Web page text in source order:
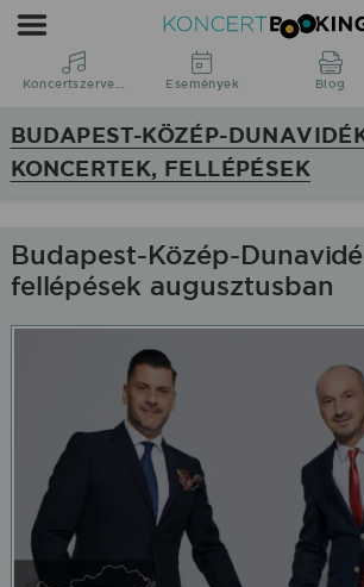
Koncertbooking
Koncertszervezés
Koncertek
Budapest-
Dunavidék
régióban
Koncertszervezés Események Blog
BUDAPEST-KÖZÉP-
KONCERTEK, FELLÉPÉSEK
Budapest-Közép-
fellépések augusztusban